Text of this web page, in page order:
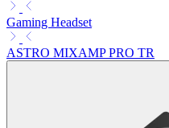
Gaming Headset
ASTRO MIXAMP PRO TR